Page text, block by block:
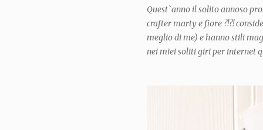
Quest`anno il solito annoso
crafter marty e fiore ?!?!
meglio di me) e hanno stili
nei miei soliti giri per internet
fare un "casserole carrier"...